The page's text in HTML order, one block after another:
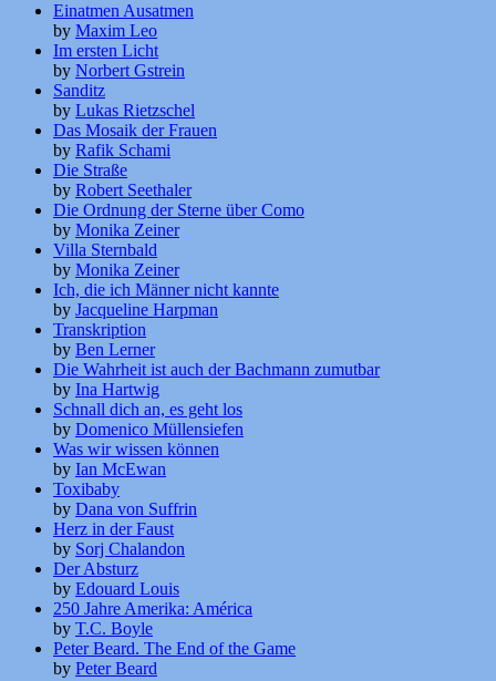
Einatmen Ausatmen
by Maxim Leo
Im ersten Licht
by Norbert Gstrein
Sanditz
by Lukas Rietzschel
Das Mosaik der Frauen
by Rafik Schami
Die Straße
by Robert Seethaler
Die Ordnung der Sterne über Como
by Monika Zeiner
Villa Sternbald
by Monika Zeiner
Ich, die ich Männer nicht kannte
by Jacqueline Harpman
Transkription
by Ben Lerner
Die Wahrheit ist auch der Bachmann zumutbar
by Ina Hartwig
Schnall dich an, es geht los
by Domenico Müllensiefen
Was wir wissen können
by Ian McEwan
Toxibaby
by Dana von Suffrin
Herz in der Faust
by Sorj Chalandon
Der Absturz
by Edouard Louis
250 Jahre Amerika: América
by T.C. Boyle
Peter Beard. The End of the Game
by Peter Beard